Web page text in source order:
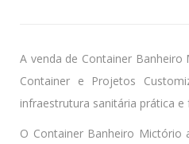
A venda de Container
Container e Projetos
infraestrutura sanitária prática e
O Container Banheiro Mictório